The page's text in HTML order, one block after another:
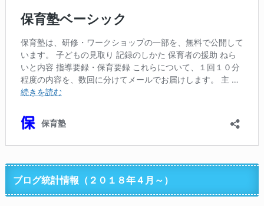
ブログ統計情報（２０１８年４月～）